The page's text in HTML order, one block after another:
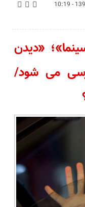
«دیدن
می شود/